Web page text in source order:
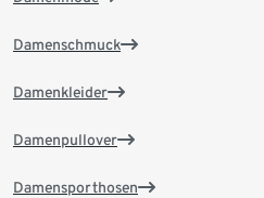
Damenschmuck
Damenkleider
Damenpullover
Damensporthosen